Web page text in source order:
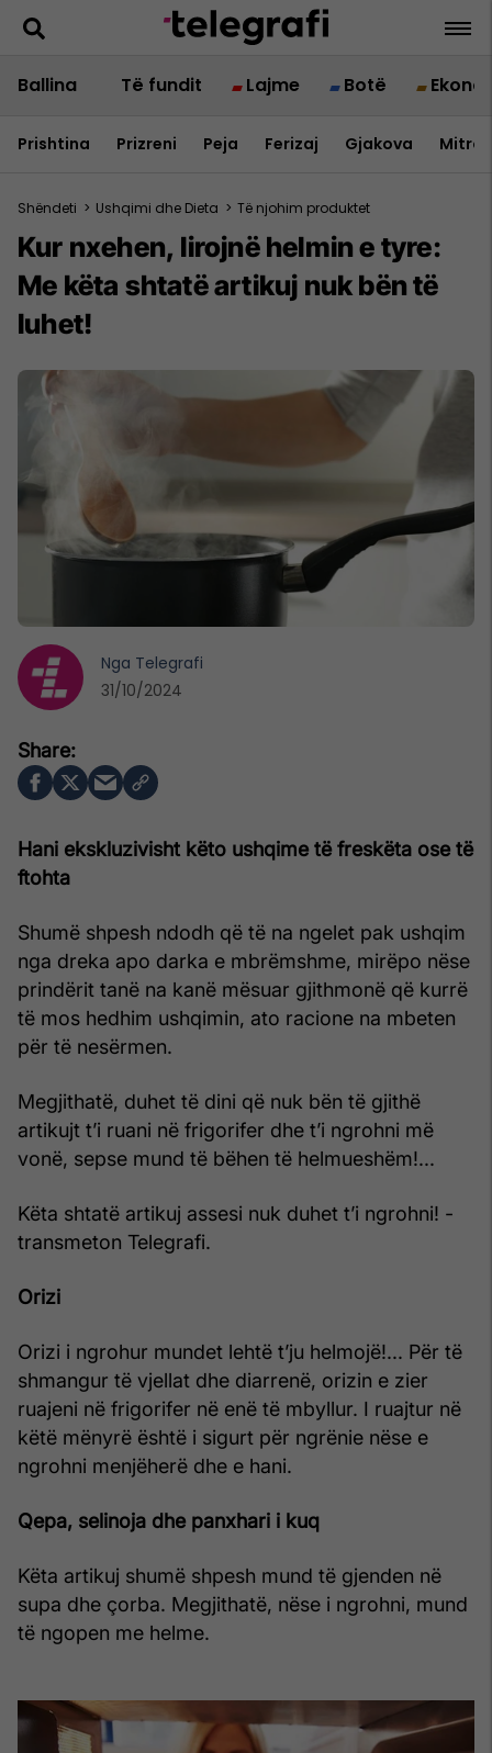
Ballina Të fundit Lajme Botë
Prishtina Prizreni Peja Ferizaj Gjakova
Shëndeti > Ushqimi dhe Dieta > Të njohim produktet
Kur nxehen, lirojnë helmin e tyre:
Me këta shtatë artikuj nuk bën të
luhet!
Hani ekskluzivisht këto ushqime të freskëta ose të
ftohta
Shumë shpesh ndodh që të na ngelet pak ushqim
nga dreka apo darka e mbrëmshme, mirëpo nëse
prindërit tanë na kanë mësuar gjithmonë që kurrë
të mos hedhim ushqimin, ato racione na mbeten
për të nesërmen.
Megjithatë, duhet të dini që nuk bën të gjithë
artikujt t’i ruani në frigorifer dhe t’i ngrohni më
vonë, sepse mund të bëhen të helmueshëm!...
Këta shtatë artikuj assesi nuk duhet t’i ngrohni! -
transmeton Telegrafi.
Orizi
Orizi i ngrohur mundet lehtë t’ju helmojë!... Për të
shmangur të vjellat dhe diarrenë, orizin e zier
ruajeni në frigorifer në enë të mbyllur. I ruajtur në
këtë mënyrë është i sigurt për ngrënie nëse e
ngrohni menjëherë dhe e hani.
Qepa, selinoja dhe panxhari i kuq
Këta artikuj shumë shpesh mund të gjenden në
supa dhe çorba. Megjithatë, nëse i ngrohni, mund
të ngopen me helme.
Nga Telegrafi
31/10/2024